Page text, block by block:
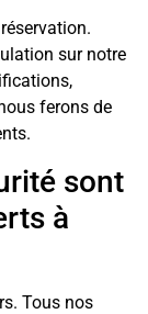
sur notre
ferons de
sont
à
Tous nos